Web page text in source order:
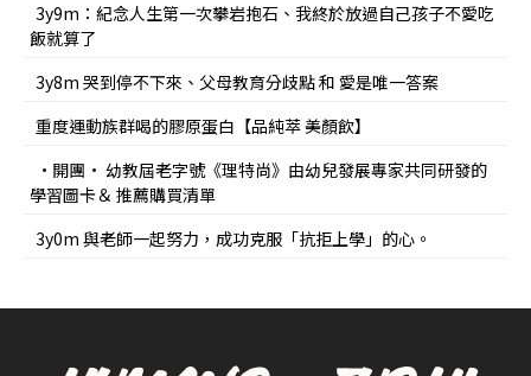
3y9m：紀念人生第一次攀岩抱石、我終於放過自己孩子不愛吃
飯就算了
3y8m 哭到停不下來、父母教育分歧點 和 愛是唯一答案
重度運動族群喝的膠原蛋白【品純萃 美顏飲】
•開團• 幼教屆老字號《理特尚》由幼兒發展專家共同研發的
學習圖卡＆ 推薦購買清單
3y0m 與老師一起努力，成功克服「抗拒上學」的心。